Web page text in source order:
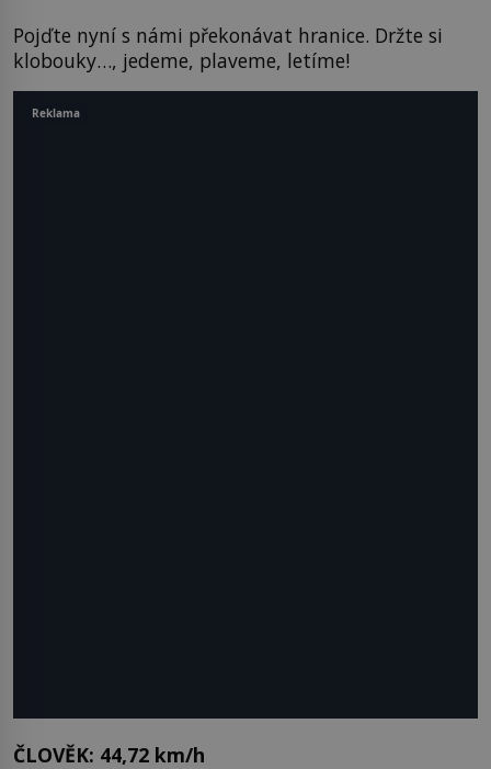
Pojďte nyní s námi překonávat hranice. Držte si
klobouky…, jedeme, plaveme, letíme!
ČLOVĚK: 44,72 km/h
Reklama